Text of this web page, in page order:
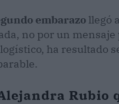
embarazo llegó
no por un
ha resultado
Rubio